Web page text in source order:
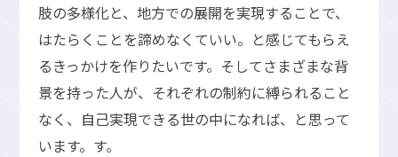
肢の多様化と、地方での展開を実現することで、
はたらくことを諦めなくていい。と感じてもらえ
るきっかけを作りたいです。そしてさまざまな背
景を持った人が、それぞれの制約に縛られること
なく、自己実現できる世の中になれば、と思って
います。す。